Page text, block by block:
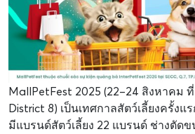
MallPetFest 2025 (22–24 สิงหาคม
District 8) เป็นเทศกาลสัตว์เลี้ยงครั้ง
มีแบรนด์สัตว์เลี้ยง 22 แบรนด์ ช่างตัด